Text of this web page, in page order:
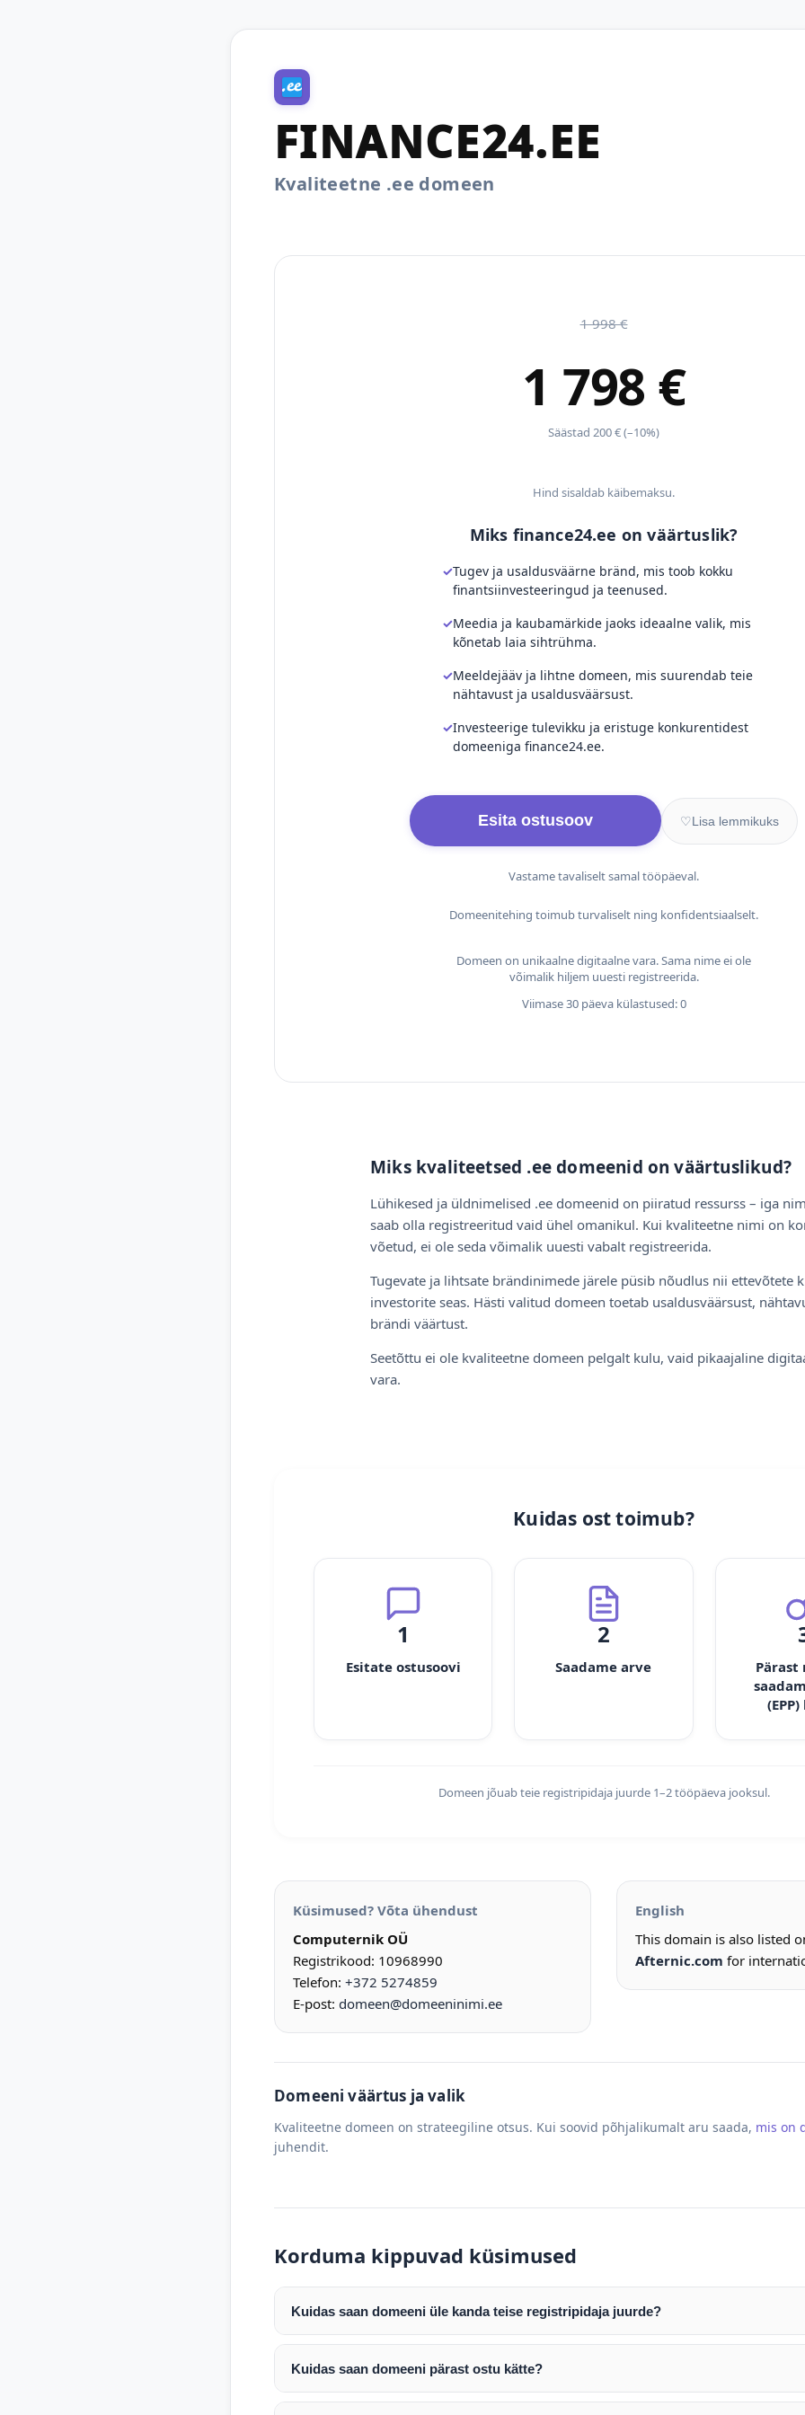
FINANCE24.EE
Kvaliteetne .ee domeen
1 998 €
1 798 €
Säästad 200 € (–10%)
Hind sisaldab käibemaksu.
Miks finance24.ee on väärtuslik?
Tugev ja usaldusväärne bränd, mis toob kokku
finantsiinvesteeringud ja teenused.
Meedia ja kaubamärkide jaoks ideaalne valik, mis
kõnetab laia sihtrühma.
Meeldejääv ja lihtne domeen, mis suurendab teie
nähtavust ja usaldusväärsust.
Investeerige tulevikku ja eristuge konkurentidest
domeeniga finance24.ee.
Esita ostusoov ♡Lisa lemmikuks
Vastame tavaliselt samal tööpäeval.
Domeenitehing toimub turvaliselt ning konfidentsiaalselt.
Domeen on unikaalne digitaalne vara. Sama nime ei ole
võimalik hiljem uuesti registreerida.
Viimase 30 päeva külastused: 0
Miks kvaliteetsed .ee domeenid on väärtuslikud?
Lühikesed ja üldnimelised .ee domeenid on piiratud ressurss – iga
saab olla registreeritud vaid ühel omanikul. Kui kvaliteetne nimi on
võetud, ei ole seda võimalik uuesti vabalt registreerida.
Tugevate ja lihtsate brändinimede järele püsib nõudlus nii ettevõtete
investorite seas. Hästi valitud domeen toetab usaldusväärsust,
brändi väärtust.
Seetõttu ei ole kvaliteetne domeen pelgalt kulu, vaid pikaajaline
vara.
Kuidas ost toimub?
1
Esitate ostusoovi
2
Saadame arve
Pärast
Domeen jõuab teie registripidaja juurde 1–2 tööpäeva jooksul.
Küsimused? Võta ühendust
Computernik OÜ
Registrikood: 10968990
Telefon: +372 5274859
E-post: domeen@domeeninimi.ee
English
This domain is also listed
Afternic.com for
Domeeni väärtus ja valik
Kvaliteetne domeen on strateegiline otsus. Kui soovid põhjalikumalt aru saada, mis on
juhendit.
Korduma kippuvad küsimused
Kuidas saan domeeni üle kanda teise registripidaja juurde?
Pärast makse laekumist edastame teile domeeni AUTH (EPP) koodi. Selle abil saate
enda valitud registripidaja juurde.
Domeeni ülekandmine toimub registripidajate vahelise protsessina ning võib võtta
Kuidas saan domeeni pärast ostu kätte?
Pärast ostu vormistamist väljastame arve. Maksekinnituse järel edastame teile